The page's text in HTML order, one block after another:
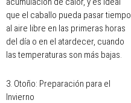
que el caballo pueda pasar tiempo
al aire libre en las primeras horas
del día o en el atardecer, cuando
las temperaturas son más bajas.
3. Otoño: Preparación para el
Invierno